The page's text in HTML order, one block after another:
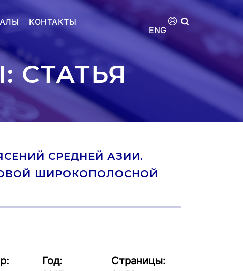
КОНТАКТЫ
ENG
СТАТЬЯ
СРЕДНЕЙ АЗИИ.
ШИРОКОПОЛОСНОЙ
Год: Страницы: